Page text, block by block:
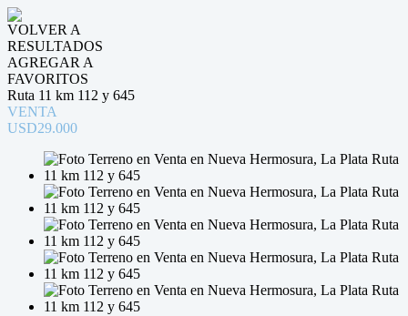
VOLVER A
RESULTADOS
AGREGAR A
FAVORITOS
Ruta 11 km 112 y 645
VENTA
USD29.000